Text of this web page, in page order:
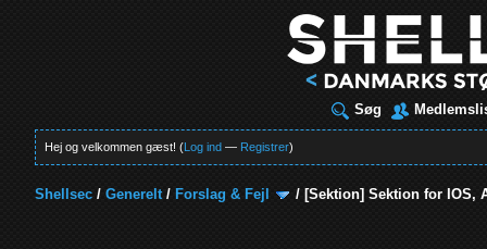
Søg
Hej og velkommen gæst! (Log ind — Registrer)
Shellsec /Generelt/ Forslag & Fejl / [Sektion] Sektion for IOS,